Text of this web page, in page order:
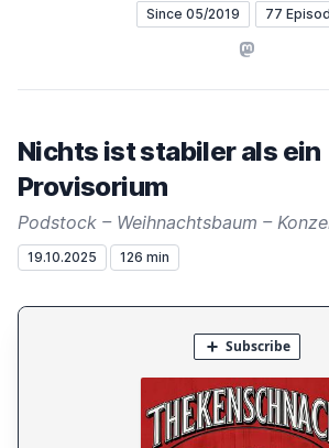
Since 05/2019 77
Mastodon
Nichts ist stabiler als ein
Provisorium
19.10.2025 126 min